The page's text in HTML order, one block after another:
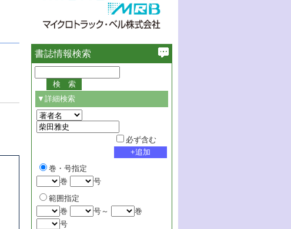
書誌情報検索
▼詳細検索
必ず含む
巻・号指定
巻
号
範囲指定
巻
号～
巻
号